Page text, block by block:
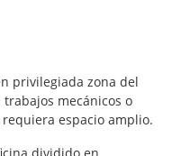
privilegiada zona del
mecánicos o
espacio amplio.